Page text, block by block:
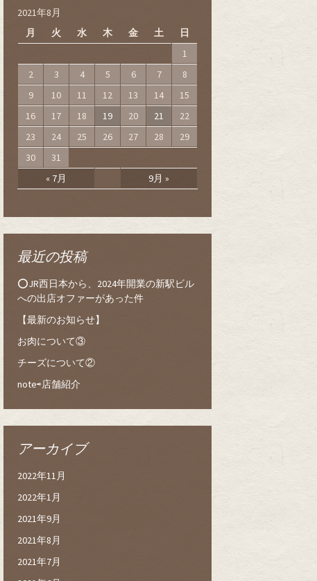
2021年8月
月
火 水 木 金 土 日
« 7月 9月 »
1
2
3 4 5 6 7
8
9
10 11 12 13 14
15
16
17 18 19 20 21
22
23
24 25 26 27 28
29
30
31
最近の投稿
⭕️JR西日本から、2024年開業の新駅ビル
への出店オファーがあった件
【最新のお知らせ】
お肉について③
チーズについて②
note⇨店舗紹介
アーカイブ
2022年11月
2022年1月
2021年9月
2021年8月
2021年7月